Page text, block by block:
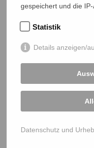
Germany
0641 - 26 555 600
START
Bangladesch-Portal
Mitmachen
gespeichert und die
Statistik
Details anzeigen/
Datenschutz und